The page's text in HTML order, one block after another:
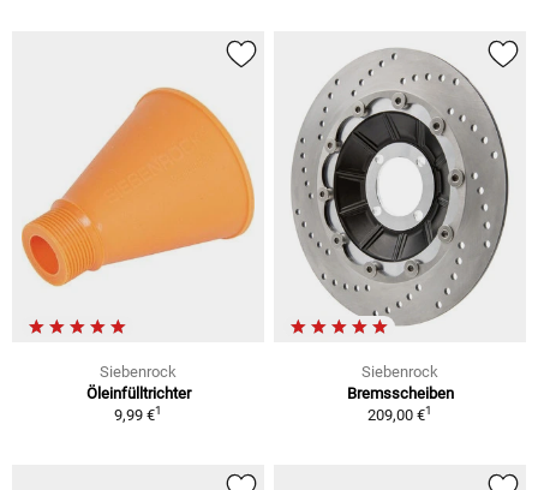
Siebenrock
Öleinfülltrichter
9,99 €1
Siebenrock
Bremsscheiben
209,00 €1